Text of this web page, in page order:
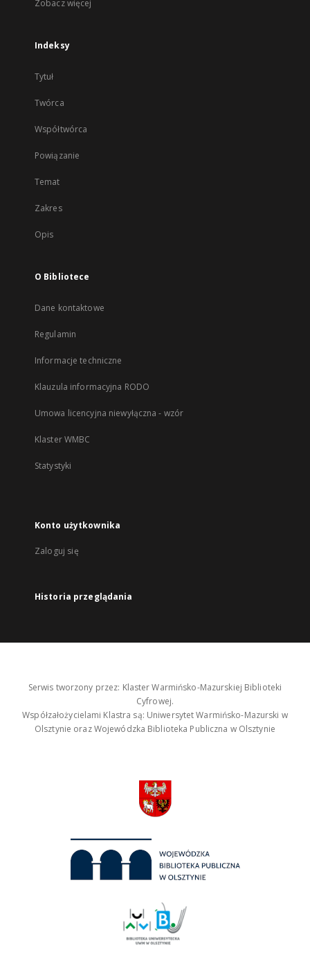
Zobacz więcej
Indeksy
Tytuł
Twórca
Współtwórca
Powiązanie
Temat
Zakres
Opis
O Bibliotece
Dane kontaktowe
Regulamin
Informacje techniczne
Klauzula informacyjna RODO
Umowa licencyjna niewyłączna - wzór
Klaster WMBC
Statystyki
Konto użytkownika
Zaloguj się
Historia przeglądania
Serwis tworzony przez: Klaster Warmińsko-Mazurskiej Biblioteki
Cyfrowej.
Współzałożycielami Klastra są: Uniwersytet Warmińsko-Mazurski w
Olsztynie oraz Wojewódzka Biblioteka Publiczna w Olsztynie